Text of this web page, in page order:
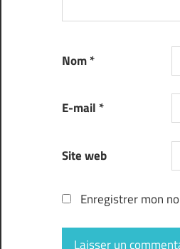
Nom*
E-mail *
Site web
Enregistrer mon